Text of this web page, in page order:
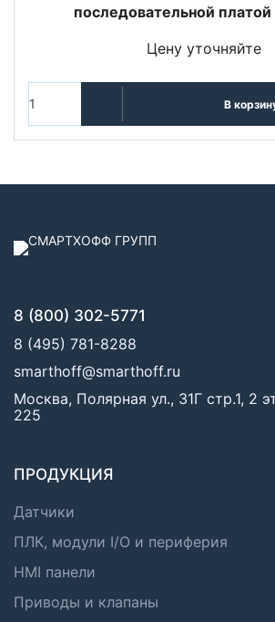
последовательной платой
Цену уточняйте
В
8 (800) 302-5771
8 (495) 781-8288
smarthoff@smarthoff.ru
Москва, Полярная ул., 31Г стр.1, 2
225
ПРОДУКЦИЯ
Датчики
ПЛК, модули I/O и периферия
HMI панели
Приводы и клапаны